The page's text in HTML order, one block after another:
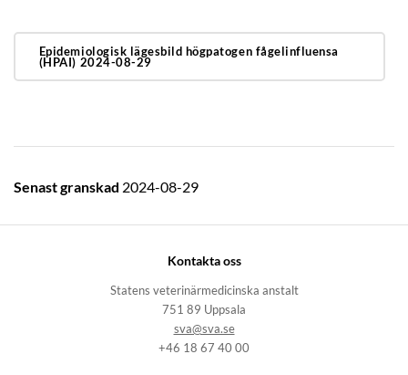
Epidemiologisk lägesbild högpatogen fågelinfluensa
(HPAI) 2024-08-29
Senast granskad 2024-08-29
Kontakta oss
Statens veterinärmedicinska anstalt
751 89 Uppsala
sva@sva.se
+46 18 67 40 00